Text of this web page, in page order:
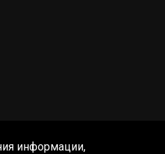
информации,